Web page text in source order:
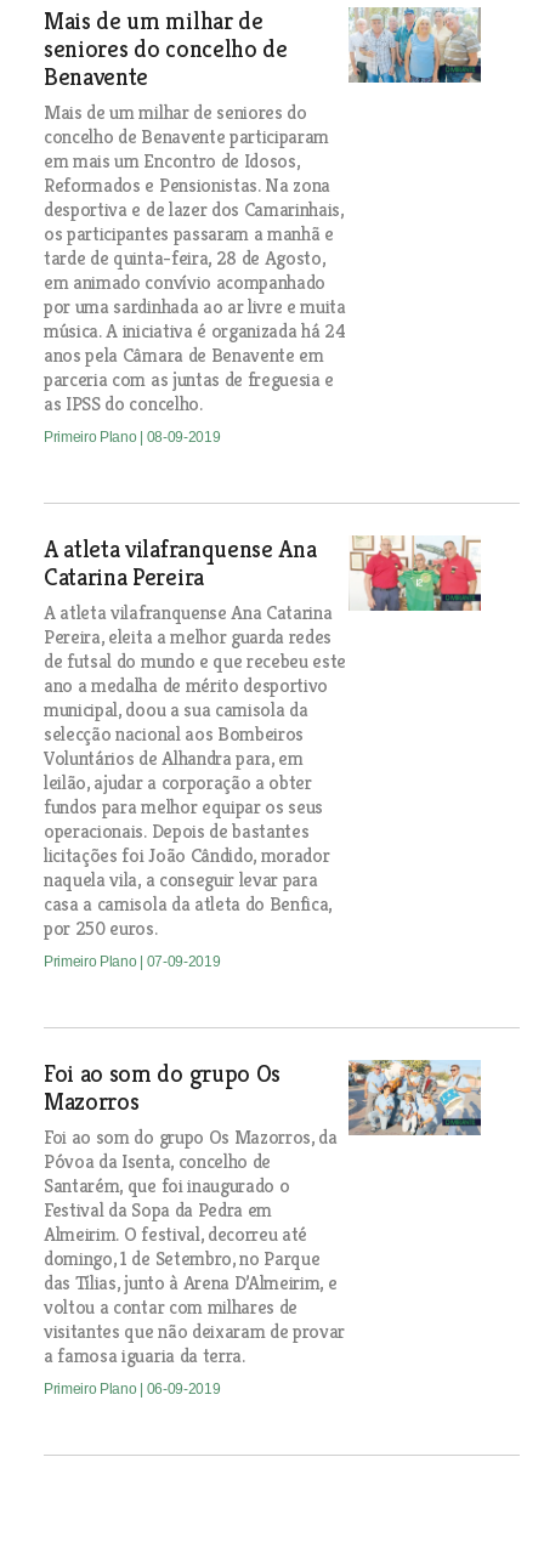
Mais de um milhar de
seniores do concelho de
Benavente
Mais de um milhar de seniores do
concelho de Benavente participaram
em mais um Encontro de Idosos,
Reformados e Pensionistas. Na zona
desportiva e de lazer dos Camarinhais,
os participantes passaram a manhã e
tarde de quinta-feira, 28 de Agosto,
em animado convívio acompanhado
por uma sardinhada ao ar livre e muita
música. A iniciativa é organizada há 24
anos pela Câmara de Benavente em
parceria com as juntas de freguesia e
as IPSS do concelho.
Primeiro Plano | 08-09-2019
A atleta vilafranquense Ana
Catarina Pereira
A atleta vilafranquense Ana Catarina
Pereira, eleita a melhor guarda redes
de futsal do mundo e que recebeu este
ano a medalha de mérito desportivo
municipal, doou a sua camisola da
selecção nacional aos Bombeiros
Voluntários de Alhandra para, em
leilão, ajudar a corporação a obter
fundos para melhor equipar os seus
operacionais. Depois de bastantes
licitações foi João Cândido, morador
naquela vila, a conseguir levar para
casa a camisola da atleta do Benfica,
por 250 euros.
Primeiro Plano | 07-09-2019
Foi ao som do grupo Os
Mazorros
Foi ao som do grupo Os Mazorros, da
Póvoa da Isenta, concelho de
Santarém, que foi inaugurado o
Festival da Sopa da Pedra em
Almeirim. O festival, decorreu até
domingo, 1 de Setembro, no Parque
das Tílias, junto à Arena D’Almeirim, e
voltou a contar com milhares de
visitantes que não deixaram de provar
a famosa iguaria da terra.
Primeiro Plano | 06-09-2019